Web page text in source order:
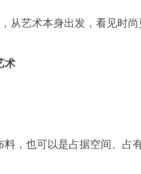
从艺术本身出发，看见时尚
术
，也可以是占据空间、占